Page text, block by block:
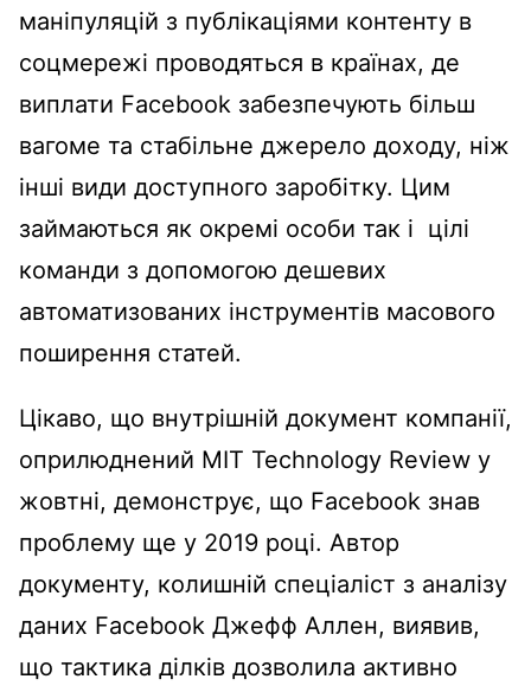
маніпуляцій з публікаціями контенту в
соцмережі проводяться в країнах, де
виплати Facebook забезпечують більш
вагоме та стабільне джерело доходу, ніж
інші види доступного заробітку. Цим
займаються як окремі особи так і цілі
команди з допомогою дешевих
автоматизованих інструментів масового
поширення статей.
Цікаво, що внутрішній документ компанії,
оприлюднений MIT Technology Review у
жовтні, демонструє, що Facebook знав
проблему ще у 2019 році. Автор
документу, колишній спеціаліст з аналізу
даних Facebook Джефф Аллен, виявив,
що тактика ділків дозволила активно